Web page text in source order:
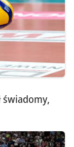
świadomy,